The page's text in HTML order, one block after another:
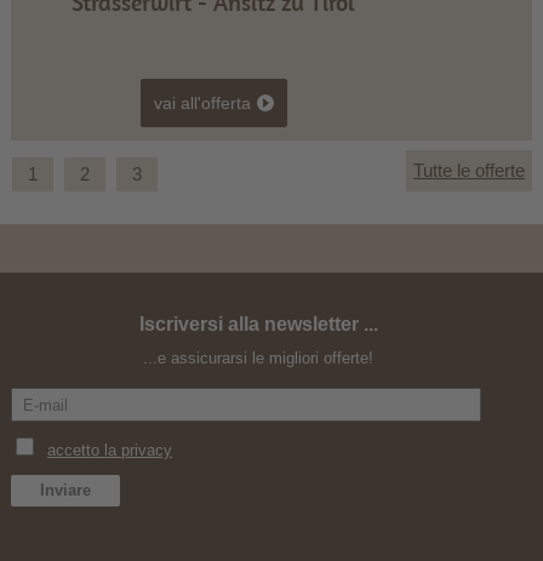
1 2 3 Tutte le offerte
Iscriversi alla newsletter ...
...e assicurarsi le migliori offerte!